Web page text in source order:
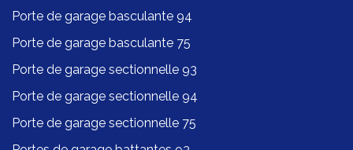
Porte de garage basculante 94
Porte de garage basculante 75
Porte de garage sectionnelle 93
Porte de garage sectionnelle 94
Porte de garage sectionnelle 75